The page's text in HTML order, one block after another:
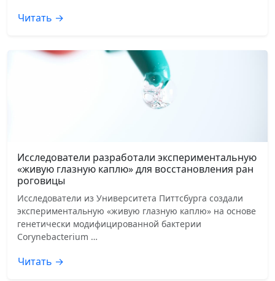
Читать →
Исследователи разработали экспериментальную
«живую глазную каплю» для восстановления ран
роговицы
Исследователи из Университета Питтсбурга создали
экспериментальную «живую глазную каплю» на основе
генетически модифицированной бактерии
Corynebacterium …
Читать →